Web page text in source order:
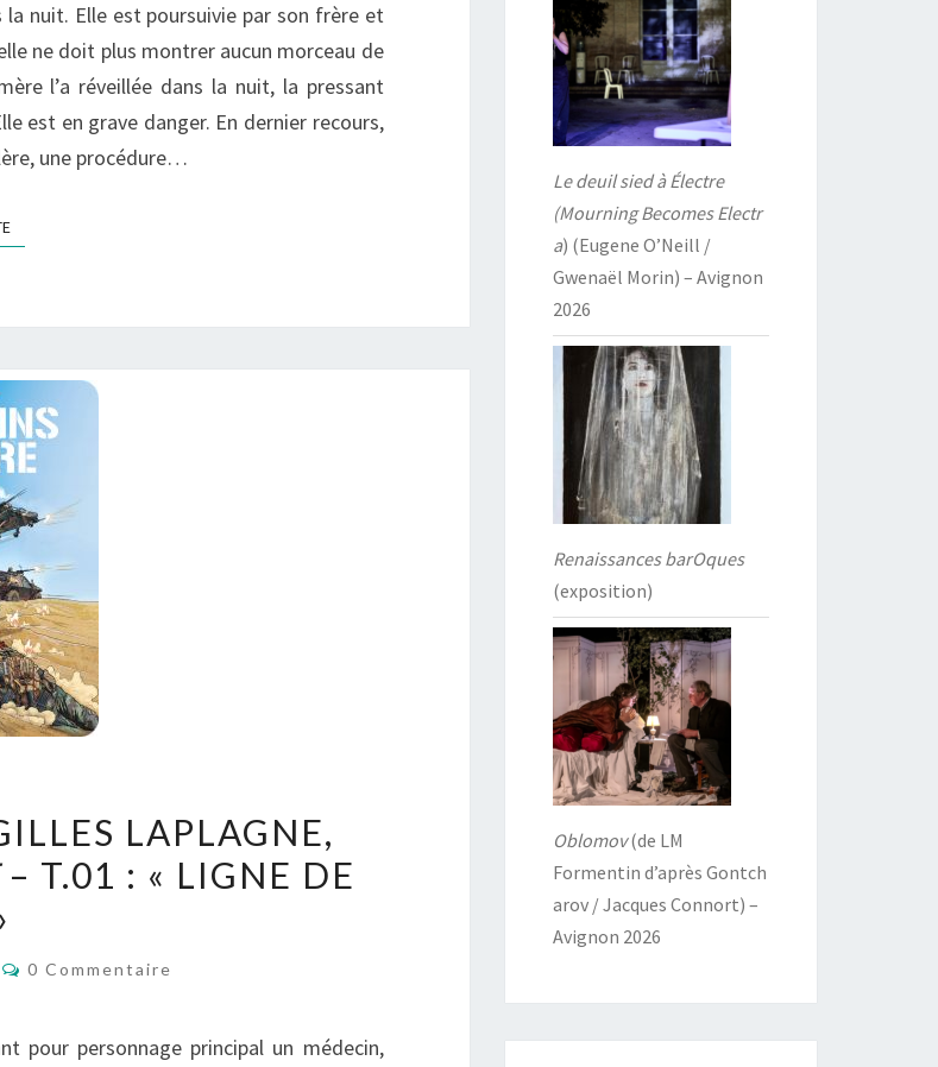
nuit. Elle est poursuivie par son frère et
ne doit plus montrer aucun morceau de
l’a réveillée dans la nuit, la pressant
est en grave danger. En dernier recours,
une procédure…
LIRE LA SUITE
LAPLAGNE,
– T.01 : « LIGNE DE
Commentaires
0 Commentaire
pour personnage principal un médecin,
Le deuil sied à Électre
(Mourning Becomes Electr
a) (Eugene O’Neill /
Gwenaël Morin) – Avignon
2026
Renaissances barOques
(exposition)
Oblomov(de LM
Formentin d’après Gontch
arov / Jacques Connort) –
Avignon 2026